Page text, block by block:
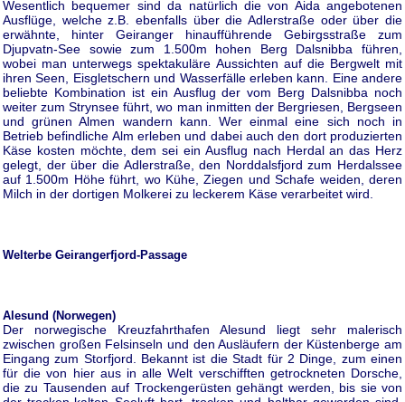
Wesentlich bequemer sind da natürlich die von Aida angebotenen
Ausflüge, welche z.B. ebenfalls über die Adlerstraße oder über die
erwähnte, hinter Geiranger hinaufführende Gebirgsstraße zum
Djupvatn-See sowie zum 1.500m hohen Berg Dalsnibba führen,
wobei man unterwegs spektakuläre Aussichten auf die Bergwelt mit
ihren Seen, Eisgletschern und Wasserfälle erleben kann. Eine andere
beliebte Kombination ist ein Ausflug der vom Berg Dalsnibba noch
weiter zum Strynsee führt, wo man inmitten der Bergriesen, Bergseen
und grünen Almen wandern kann. Wer einmal eine sich noch in
Betrieb befindliche Alm erleben und dabei auch den dort produzierten
Käse kosten möchte, dem sei ein Ausflug nach Herdal an das Herz
gelegt, der über die Adlerstraße, den Norddalsfjord zum Herdalssee
auf 1.500m Höhe führt, wo Kühe, Ziegen und Schafe weiden, deren
Milch in der dortigen Molkerei zu leckerem Käse verarbeitet wird.
Welterbe Geirangerfjord-Passage
Alesund (Norwegen)
Der norwegische Kreuzfahrthafen Alesund liegt sehr malerisch
zwischen großen Felsinseln und den Ausläufern der Küstenberge am
Eingang zum Storfjord. Bekannt ist die Stadt für 2 Dinge, zum einen
für die von hier aus in alle Welt verschifften getrockneten Dorsche,
die zu Tausenden auf Trockengerüsten gehängt werden, bis sie von